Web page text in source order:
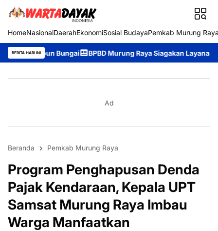
HomeNasionalDaerahEkonomiSosial BudayaPemkab Murung
BERITA HARI INI
BPBD Murung Raya Siagakan Layanan Darurat 24 Jam,
Ad
Beranda Pemkab Murung Raya
Program Penghapusan Denda
Pajak Kendaraan, Kepala UPT
Samsat Murung Raya Imbau
Warga Manfaatkan